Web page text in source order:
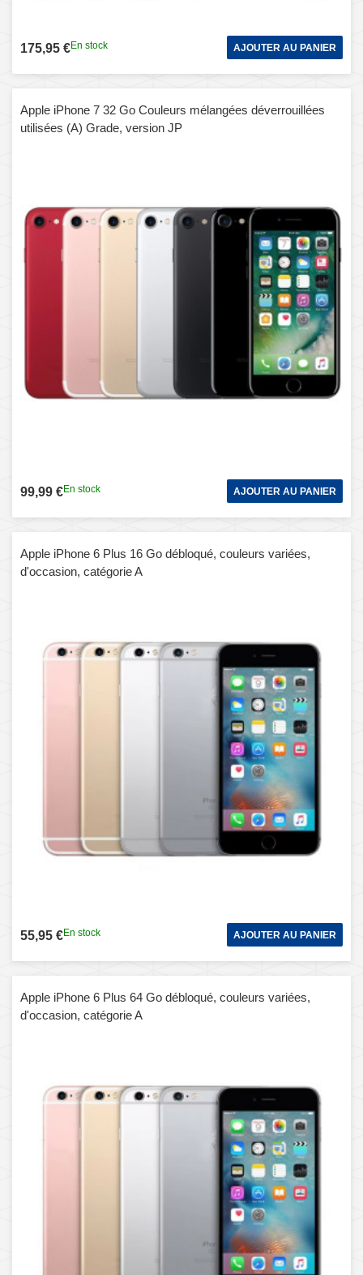
175,95 €En stock AJOUTER AU PANIER
Apple iPhone 7 32 Go Couleurs mélangées déverrouillées
utilisées (A) Grade, version JP
99,99 €En stock AJOUTER AU PANIER
Apple iPhone 6 Plus 16 Go débloqué, couleurs variées,
d'occasion, catégorie A
55,95 €En stock AJOUTER AU PANIER
Apple iPhone 6 Plus 64 Go débloqué, couleurs variées,
d'occasion, catégorie A